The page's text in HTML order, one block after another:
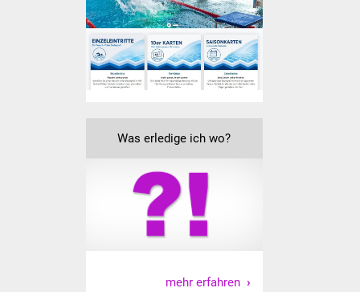
Schülerferienprogramm
Migration und Integration
Freundeskreis Asyl
Wohnen
Bauen in Süßen
Wohnimmobilien +
Was erledige ich wo?
mehr erfahren